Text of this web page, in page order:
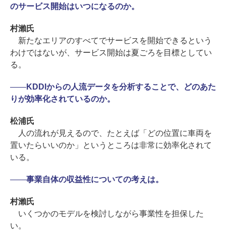
のサービス開始はいつになるのか。
村瀨氏
新たなエリアのすべてでサービスを開始できるという
わけではないが、サービス開始は夏ごろを目標としてい
る。
――KDDIからの人流データを分析することで、どのあた
りが効率化されているのか。
松浦氏
人の流れが見えるので、たとえば「どの位置に車両を
置いたらいいのか」というところは非常に効率化されて
いる。
――事業自体の収益性についての考えは。
村瀨氏
いくつかのモデルを検討しながら事業性を担保した
い。